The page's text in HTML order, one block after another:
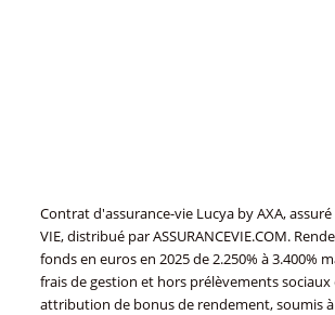
Contrat d'assurance-vie Lucya by AXA, assuré
VIE, distribué par ASSURANCEVIE.COM.
fonds en euros en 2025 de 2.250% à 3.400%
frais de gestion et hors prélèvements sociaux
attribution de bonus de rendement, soumis